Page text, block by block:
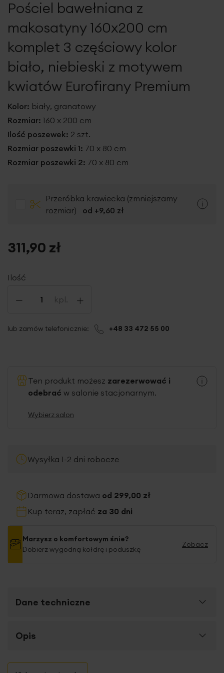
galeriiPościel bawełniana z
makosatyny 160x200 cm
komplet 3 częściowy kolor
biało, niebieski z motywem
kwiatów Eurofirany Premium
Kolor: biały, granatowy
Rozmiar: 160 x 200 cm
Ilość poszewek: 2 szt.
Rozmiar poszewki 1: 70 x 80 cm
Rozmiar poszewki 2: 70 x 80 cm
Przeróbka krawiecka (zmniejszamy
rozmiar)
od +9,60 zł
Ilość
- kpl. +
311,90 zł
lub zamów telefonicznie: +48 33 472 55 00
Ten produkt możesz zarezerwować i
odebrać w salonie stacjonarnym.
Wybierz salon
Wysyłka 1-2 dni robocze
Darmowa dostawa od 299,00 zł
Kup teraz, zapłać za 30 dni
Marzysz o komfortowym śnie?
Dobierz wygodną kołdrę i poduszkę
Zobacz
Dane techniczne
Więcej
informacji
SKU
Opis